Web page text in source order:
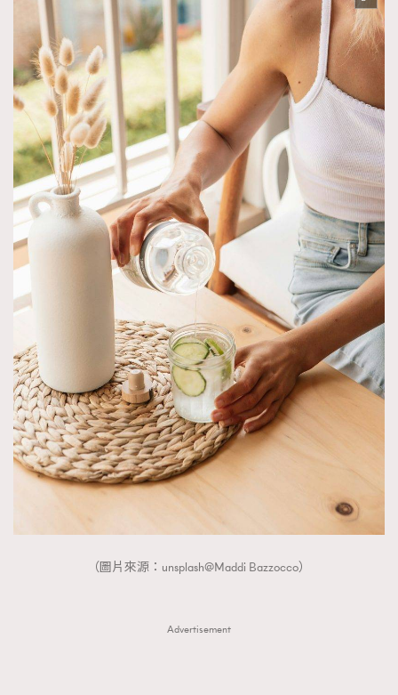
（圖片來源：unsplash@Maddi Bazzocco）
Advertisement